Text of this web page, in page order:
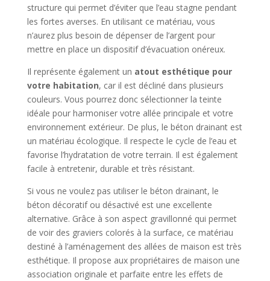
structure qui permet d’éviter que l’eau stagne pendant
les fortes averses. En utilisant ce matériau, vous
n’aurez plus besoin de dépenser de l’argent pour
mettre en place un dispositif d’évacuation onéreux.
Il représente également un atout esthétique pour
votre habitation, car il est décliné dans plusieurs
couleurs. Vous pourrez donc sélectionner la teinte
idéale pour harmoniser votre allée principale et votre
environnement extérieur. De plus, le béton drainant est
un matériau écologique. Il respecte le cycle de l’eau et
favorise l’hydratation de votre terrain. Il est également
facile à entretenir, durable et très résistant.
Si vous ne voulez pas utiliser le béton drainant, le
béton décoratif ou désactivé est une excellente
alternative. Grâce à son aspect gravillonné qui permet
de voir des graviers colorés à la surface, ce matériau
destiné à l’aménagement des allées de maison est très
esthétique. Il propose aux propriétaires de maison une
association originale et parfaite entre les effets de